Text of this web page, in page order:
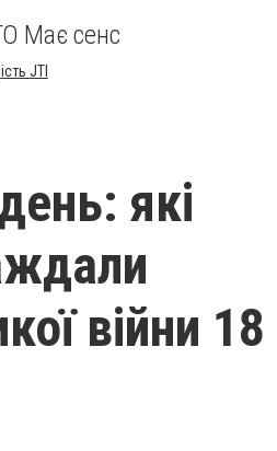
Має сенс
JTI
які
війни 18